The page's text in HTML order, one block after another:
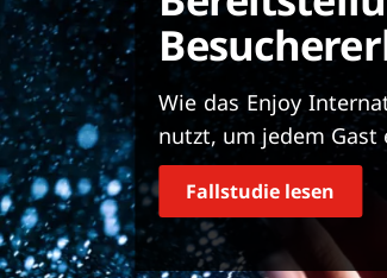
t
s
p
r
n
g
e
n
Wie das Enjoy
nutzt, um jedem Gast
Fallstudie lesen